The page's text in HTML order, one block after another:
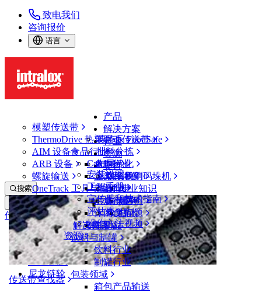
致电我们
咨询报价
语言
产品
模塑传送带
ThermoDrive 热塑驱动传送带
AIM 设备
ARB 设备
螺旋输送
OneTrack 工具与组件
传送带查找器
解决方案
英特乐 FoodSafe
批料分拣
布局优化
从包装机到码垛机
专业知识
服务
技术
解决方案
行业
食品行业
禽肉行业
鱼类和海鲜
果蔬行业
烘焙行业
休闲食品
乳制品
饮料与制罐
饮料行业
制罐行业
包装领域
箱包产品输送
资源
CalcLab
安装说明
工程手册
宣传册和技术指南
评估表
操作方法视频
资源
支持
联系我们
保证
政策声明
常见问题
支持
搜索
打开菜单
传送带查找器
传送带查找器
模塑传送带
2950 系列
尼龙链轮